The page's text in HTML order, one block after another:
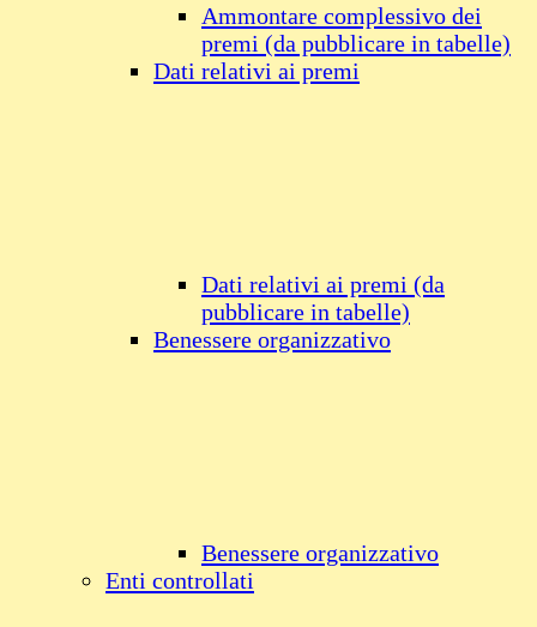
Ammontare complessivo dei
premi (da pubblicare in tabelle)
Dati relativi ai premi
Dati relativi ai premi (da
pubblicare in tabelle)
Benessere organizzativo
Benessere organizzativo
Enti controllati